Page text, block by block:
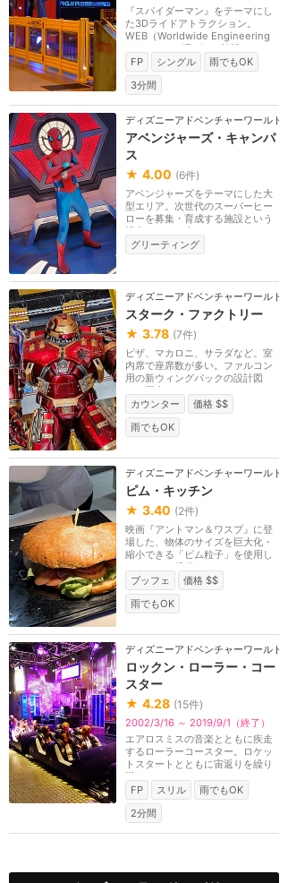
『スパイダーマン』をテーマにし
た3Dライドアトラクション。
WEB（Worldwide Engineering
Brigade）と呼ばれる施設...
FP
シングル
雨でもOK
3分間
ディズニーアドベンチャーワールド
アベンジャーズ・キャンパ
ス
★ 4.00 (6件)
アベンジャーズをテーマにした大
型エリア。次世代のスーパーヒー
ローを募集・育成する施設という
設定。エリア内で...
グリーティング
ディズニーアドベンチャーワールド
スターク・ファクトリー
★ 3.78 (7件)
ピザ、マカロニ、サラダなど。室
内席で座席数が多い。ファルコン
用の新ウィングパックの設計図
や、巨大なハルクバ...
カウンター
価格 $$
雨でもOK
ディズニーアドベンチャーワールド
ピム・キッチン
★ 3.40 (2件)
映画『アントマン＆ワスプ』に登
場した、物体のサイズを巨大化・
縮小できる「ピム粒子」を使用し
たフードを提供す...
ブッフェ
価格 $$
雨でもOK
ディズニーアドベンチャーワールド
ロックン・ローラー・コー
スター
★ 4.28 (15件)
2002/3/16 ～ 2019/9/1（終了）
エアロスミスの音楽とともに疾走
するローラーコースター。ロケッ
トスタートとともに宙返りを繰り
返すのでメガネや...
FP
スリル
雨でもOK
2分間